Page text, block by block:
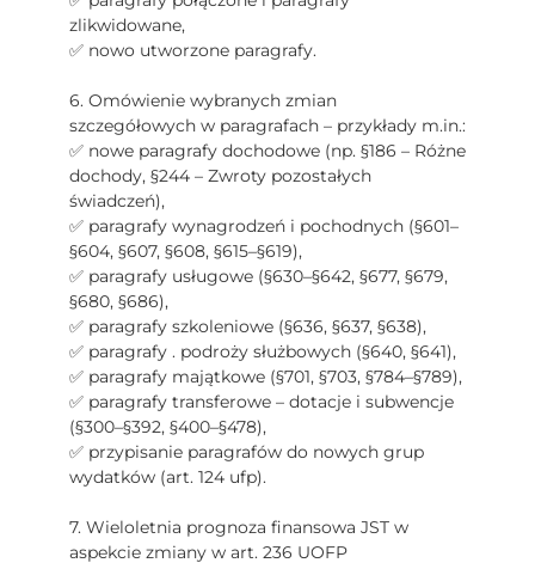
zlikwidowane,
✅ nowo utworzone paragrafy.
6. Omówienie wybranych zmian
szczegółowych w paragrafach – przykłady m.in.:
✅ nowe paragrafy dochodowe (np. §186 – Różne
dochody, §244 – Zwroty pozostałych
świadczeń),
✅ paragrafy wynagrodzeń i pochodnych (§601–
§604, §607, §608, §615–§619),
✅ paragrafy usługowe (§630–§642, §677, §679,
§680, §686),
✅ paragrafy szkoleniowe (§636, §637, §638),
✅ paragrafy . podroży służbowych (§640, §641),
✅ paragrafy majątkowe (§701, §703, §784–§789),
✅ paragrafy transferowe – dotacje i subwencje
(§300–§392, §400–§478),
✅ przypisanie paragrafów do nowych grup
wydatków (art. 124 ufp).
7. Wieloletnia prognoza finansowa JST w
aspekcie zmiany w art. 236 UOFP